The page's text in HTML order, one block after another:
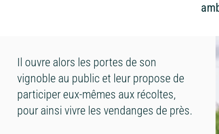
Il ouvre alors les portes de son
vignoble au public et leur propose de
participer eux-mêmes aux récoltes,
pour ainsi vivre les vendanges de près.